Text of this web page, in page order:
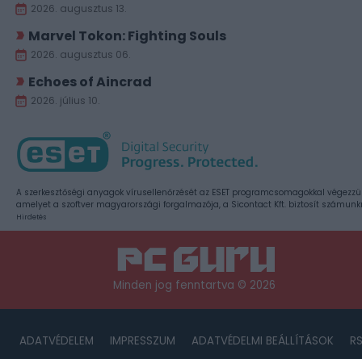
2026. augusztus 13.
Marvel Tokon: Fighting Souls
2026. augusztus 06.
Echoes of Aincrad
2026. július 10.
A szerkesztőségi anyagok vírusellenőrzését az ESET programcsomagokkal
amelyet a szoftver magyarországi forgalmazója, a Sicontact Kft. biztosít
Hirdetés
Minden jog fenntartva © 2026
ADATVÉDELEM IMPRESSZUM ADATVÉDELMI BEÁLLÍTÁSOK